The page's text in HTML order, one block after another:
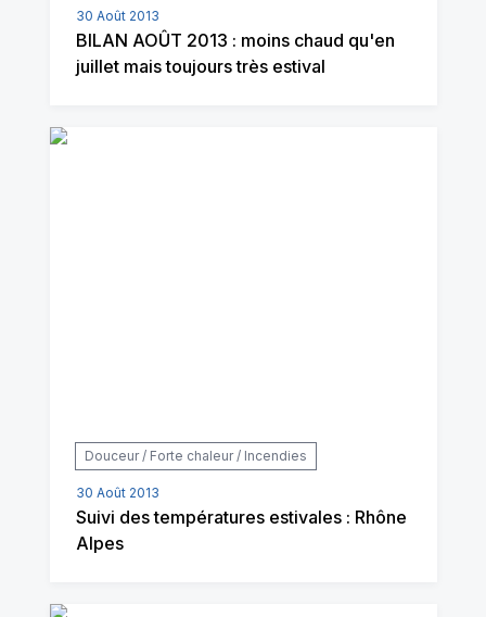
30 Août 2013
BILAN AOÛT 2013 : moins chaud qu'en
juillet mais toujours très estival
Douceur / Forte chaleur / Incendies
30 Août 2013
Suivi des températures estivales : Rhône
Alpes